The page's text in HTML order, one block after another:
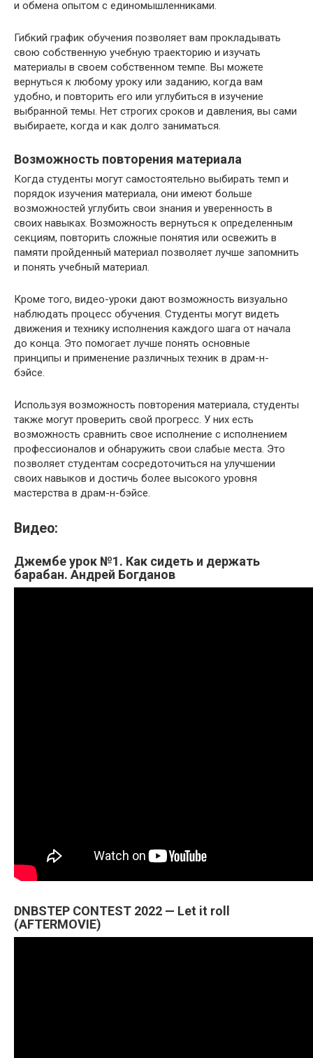
и обмена опытом с единомышленниками.
Гибкий график обучения позволяет вам прокладывать
свою собственную учебную траекторию и изучать
материалы в своем собственном темпе. Вы можете
вернуться к любому уроку или заданию, когда вам
удобно, и повторить его или углубиться в изучение
выбранной темы. Нет строгих сроков и давления, вы сами
выбираете, когда и как долго заниматься.
Возможность повторения материала
Когда студенты могут самостоятельно выбирать темп и
порядок изучения материала, они имеют больше
возможностей углубить свои знания и уверенность в
своих навыках. Возможность вернуться к определенным
секциям, повторить сложные понятия или освежить в
памяти пройденный материал позволяет лучше запомнить
и понять учебный материал.
Кроме того, видео-уроки дают возможность визуально
наблюдать процесс обучения. Студенты могут видеть
движения и технику исполнения каждого шага от начала
до конца. Это помогает лучше понять основные
принципы и применение различных техник в драм-н-
бэйсе.
Используя возможность повторения материала, студенты
также могут проверить свой прогресс. У них есть
возможность сравнить свое исполнение с исполнением
профессионалов и обнаружить свои слабые места. Это
позволяет студентам сосредоточиться на улучшении
своих навыков и достичь более высокого уровня
мастерства в драм-н-бэйсе.
Видео:
Джембе урок №1. Как сидеть и держать
барабан. Андрей Богданов
DNBSTEP CONTEST 2022 — Let it roll
(AFTERMOVIE)